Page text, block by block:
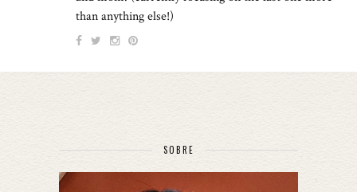
than anything else!)
SOBRE